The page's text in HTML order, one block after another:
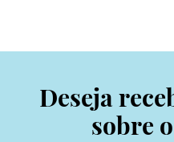
Deseja
sobre